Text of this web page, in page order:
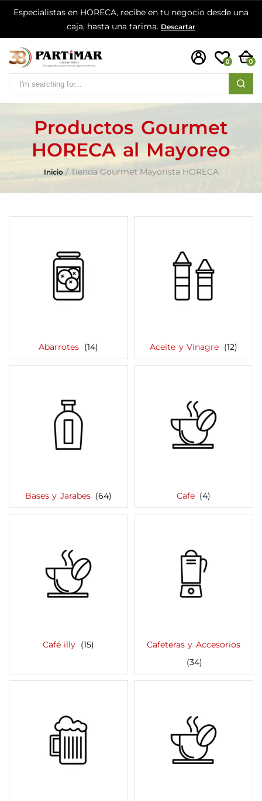
Especialistas en HORECA, recibe en tu negocio desde una
caja, hasta una tarima. Descartar
0 0
Productos Gourmet
HORECA al Mayoreo
Inicio Tienda Gourmet Mayorista HORECA
Abarrotes (14) Aceite y Vinagre (12)
Bases y Jarabes (64) Cafe (4)
Café illy (15)
Cafeteras y Accesorios
(34)